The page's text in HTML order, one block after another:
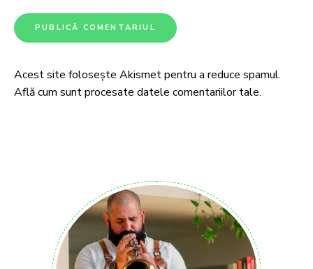
Acest site folosește Akismet pentru a reduce spamul.
Află cum sunt procesate datele comentariilor tale.